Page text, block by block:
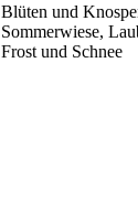
Blüten und
Sommerwiese,
Frost und Schnee